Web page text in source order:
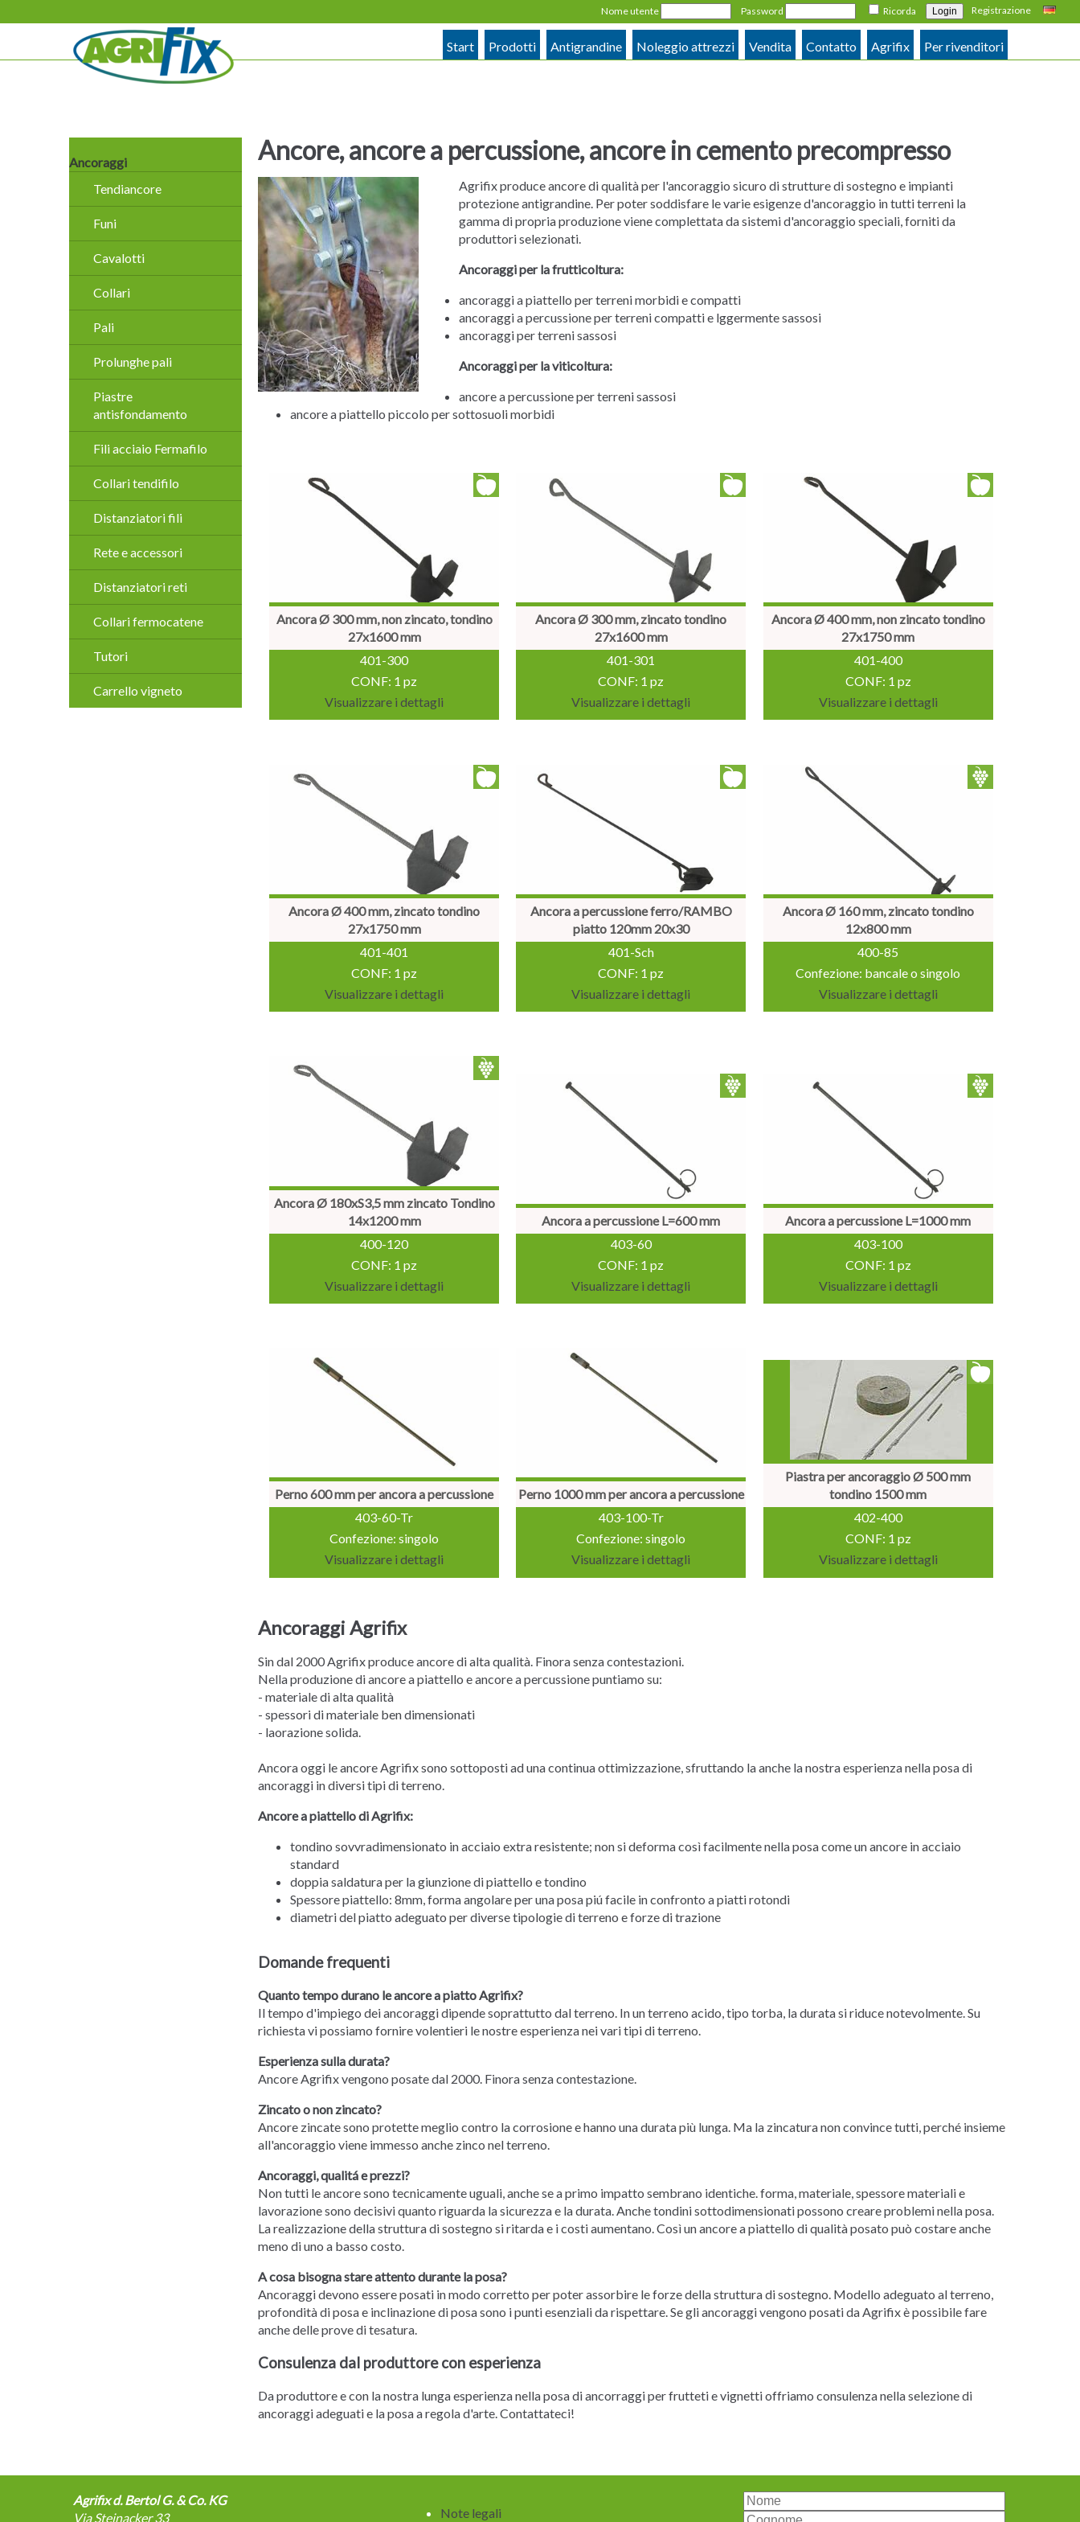
Deutsch
Registrazione
Nome utente Password Ricorda
la
Start Prodotti Antigrandine Noleggio attrezzi Vendita Contatto Agrifix Per rivenditori
Ancore, ancore a percussione, ancore in cemento precompresso
Agrifix produce ancore di qualità per l'ancoraggio sicuro di strutture di sostegno e impianti
protezione antigrandine. Per poter soddisfare le varie esigenze d'ancoraggio in tutti terreni la
gamma di propria produzione viene complettata da sistemi d'ancoraggio speciali, forniti da
produttori selezionati.
Ancoraggi per la frutticoltura:
ancoraggi a piattello per terreni morbidi e compatti
ancoraggi a percussione per terreni compatti e lggermente sassosi
ancoraggi per terreni sassosi
Ancoraggi per la viticoltura:
ancore a percussione per terreni sassosi
ancore a piattello piccolo per sottosuoli morbidi
Ancora Ø 300 mm, non zincato, tondino
27x1600 mm
401-300
CONF: 1 pz
Visualizzare i dettagli
Ancora Ø 300 mm, zincato tondino
27x1600 mm
401-301
CONF: 1 pz
Visualizzare i dettagli
Ancora Ø 400 mm, non zincato tondino
27x1750 mm
401-400
CONF: 1 pz
Visualizzare i dettagli
Ancora Ø 400 mm, zincato tondino
27x1750 mm
401-401
CONF: 1 pz
Visualizzare i dettagli
Ancora a percussione ferro/RAMBO
piatto 120mm 20x30
401-Sch
CONF: 1 pz
Visualizzare i dettagli
Ancora Ø 160 mm, zincato tondino
12x800 mm
400-85
Confezione: bancale o singolo
Visualizzare i dettagli
Ancora Ø 180xS3,5 mm zincato Tondino
14x1200 mm
400-120
CONF: 1 pz
Visualizzare i dettagli
Ancora a percussione L=600 mm
403-60
CONF: 1 pz
Visualizzare i dettagli
Ancora a percussione L=1000 mm
403-100
CONF: 1 pz
Visualizzare i dettagli
Perno 600 mm per ancora a percussione
403-60-Tr
Confezione: singolo
Visualizzare i dettagli
Perno 1000 mm per ancora a percussione
403-100-Tr
Confezione: singolo
Visualizzare i dettagli
Piastra per ancoraggio Ø 500 mm
tondino 1500 mm
402-400
CONF: 1 pz
Visualizzare i dettagli
Ancoraggi Agrifix
Sin dal 2000 Agrifix produce ancore di alta qualità. Finora senza contestazioni.
Nella produzione di ancore a piattello e ancore a percussione puntiamo su:
- materiale di alta qualità
- spessori di materiale ben dimensionati
- laorazione solida.
Ancora oggi le ancore Agrifix sono sottoposti ad una continua ottimizzazione, sfruttando la anche la nostra esperienza nella posa di
ancoraggi in diversi tipi di terreno.
Ancore a piattello di Agrifix:
tondino sovvradimensionato in acciaio extra resistente; non si deforma così facilmente nella posa come un ancore in acciaio
standard
doppia saldatura per la giunzione di piattello e tondino
Spessore piattello: 8mm, forma angolare per una posa piú facile in confronto a piatti rotondi
diametri del piatto adeguato per diverse tipologie di terreno e forze di trazione
Domande frequenti
Quanto tempo durano le ancore a piatto Agrifix?
Il tempo d'impiego dei ancoraggi dipende soprattutto dal terreno. In un terreno acido, tipo torba, la durata si riduce notevolmente. Su
richiesta vi possiamo fornire volentieri le nostre esperienza nei vari tipi di terreno.
Esperienza sulla durata?
Ancore Agrifix vengono posate dal 2000. Finora senza contestazione.
Zincato o non zincato?
Ancore zincate sono protette meglio contro la corrosione e hanno una durata più lunga. Ma la zincatura non convince tutti, perché insieme
all'ancoraggio viene immesso anche zinco nel terreno.
Ancoraggi, qualitá e prezzi?
Non tutti le ancore sono tecnicamente uguali, anche se a primo impatto sembrano identiche. forma, materiale, spessore materiali e
lavorazione sono decisivi quanto riguarda la sicurezza e la durata. Anche tondini sottodimensionati possono creare problemi nella posa.
La realizzazione della struttura di sostegno si ritarda e i costi aumentano. Così un ancore a piattello di qualità posato può costare anche
meno di uno a basso costo.
A cosa bisogna stare attento durante la posa?
Ancoraggi devono essere posati in modo corretto per poter assorbire le forze della struttura di sostegno. Modello adeguato al terreno,
profondità di posa e inclinazione di posa sono i punti esenziali da rispettare. Se gli ancoraggi vengono posati da Agrifix è possibile fare
anche delle prove di tesatura.
Consulenza dal produttore con esperienza
Da produttore e con la nostra lunga esperienza nella posa di ancorraggi per frutteti e vignetti offriamo consulenza nella selezione di
ancoraggi adeguati e la posa a regola d'arte. Contattateci!
la
navigazione
Ancoraggi
Tendiancore
Funi
Cavalotti
Collari
Pali
Prolunghe pali
Piastre
antisfondamento
Fili acciaio Fermafilo
Collari tendifilo
Distanziatori fili
Rete e accessori
Distanziatori reti
Collari fermocatene
Tutori
Carrello vigneto
Agrifix d. Bertol G. & Co. KG
Via Steinacker 33
Note legali